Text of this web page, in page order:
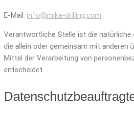
E-Mail: info@mika-drilling.com
Verantwortliche Stelle ist die natürliche
die allein oder gemeinsam mit anderen
Mittel der Verarbeitung von
entscheidet.